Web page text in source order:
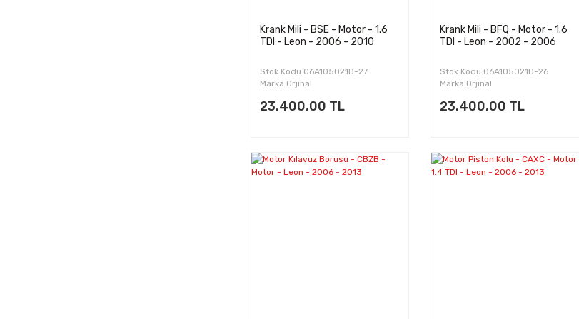
Krank Mili - BSE - Motor - 1.6
TDI - Leon - 2006 - 2010
Stok Kodu:06A105021D-27
Marka:Orjinal
23.400,00 TL
Krank Mili - BFQ - Motor - 1.6
TDI - Leon - 2002 - 2006
Stok Kodu:06A105021D-26
Marka:Orjinal
23.400,00 TL